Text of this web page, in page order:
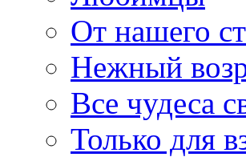
От нашего
Нежный
Все чудеса
Только для